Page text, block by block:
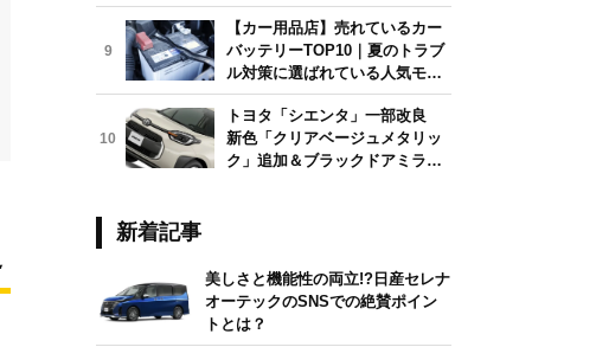
9
【カー用品店】売れているカー
バッテリーTOP10｜夏のトラブ
ル対策に選ばれている人気モデ
ルは？【2026年6月版】
10
トヨタ「シエンタ」一部改良
新色「クリアベージュメタリッ
ク」追加＆ブラックドアミラー
新着記事
美しさと機能性の両立!?日産セレナ
オーテックのSNSでの絶賛ポイン
トとは？